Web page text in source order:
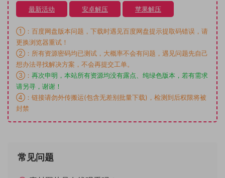
最新活动 安卓解压 苹果解压
①：百度网盘版本问题，下载时遇见百度网盘提示提取码错误，请
更换浏览器重试！
②：所有资源密码均已测试，大概率不会有问题，遇见问题先自己
想办法寻找解决方案，不会再提交工单。
③： 再次申明，本站所有资源均没有露点、纯绿色版本，若有需求
请另寻，谢谢！
④：链接请勿外传搬运(包含无差别批量下载)，检测到后权限将被
封禁
常见问题